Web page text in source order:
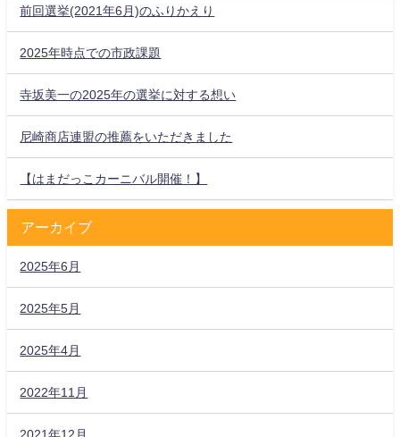
前回選挙(2021年6月)のふりかえり
2025年時点での市政課題
寺坂美一の2025年の選挙に対する想い
尼崎商店連盟の推薦をいただきました
【はまだっこカーニバル開催！】
アーカイブ
2025年6月
2025年5月
2025年4月
2022年11月
2021年12月